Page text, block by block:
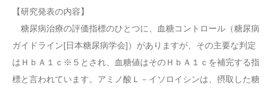
【研究発表の内容】
糖尿病治療の評価指標のひとつに、血糖コントロール（糖尿病
ガイドライン[日本糖尿病学会]）がありますが、その主要な判定
はＨｂＡ１ｃ※５とされ、血糖値はそのＨｂＡ１ｃを補完する指
標と言われています。アミノ酸Ｌ－イソロイシンは、摂取した糖